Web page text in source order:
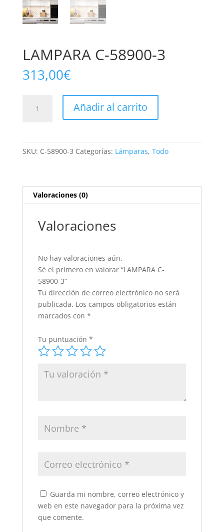
LAMPARA C-58900-3
313,00€
Añadir al carrito
SKU: C-58900-3 Categorías: Lámparas, Todo
Valoraciones (0)
Valoraciones
No hay valoraciones aún.
Sé el primero en valorar “LAMPARA C-
58900-3”
Tu dirección de correo electrónico no será
publicada. Los campos obligatorios están
marcados con *
Tu puntuación *
Guarda mi nombre, correo electrónico y
web en este navegador para la próxima vez
que comente.